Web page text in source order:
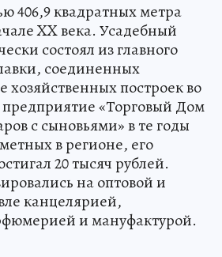
406,9 квадратных метра
XX века. Усадебный
состоял из главного
соединенных
хозяйственных построек во
«Торговый Дом
с сыновьями» в те годы
в регионе, его
20 тысяч рублей.
на оптовой и
канцелярией,
и мануфактурой.